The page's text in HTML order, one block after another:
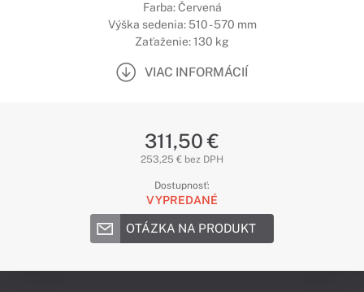
Farba: Červená
Výška sedenia: 510 - 570 mm
Zaťaženie: 130 kg
VIAC INFORMÁCIÍ
311,50 €
253,25 € bez DPH
Dostupnosť:
VYPREDANÉ
OTÁZKA NA PRODUKT